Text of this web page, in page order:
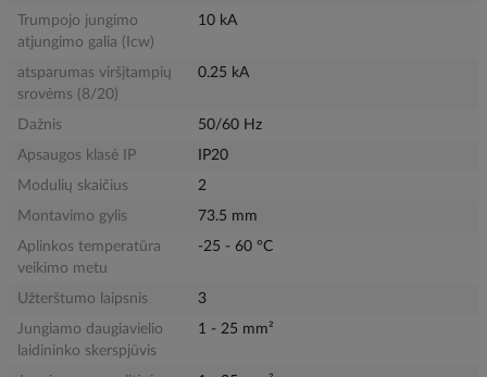
Trumpojo jungimo
atjungimo galia (Icw)
10 kA
atsparumas viršįtampių
srovėms (8/20)
0.25 kA
Dažnis
50/60 Hz
Apsaugos klasė IP
IP20
Modulių skaičius
2
Montavimo gylis
73.5 mm
Aplinkos temperatūra
veikimo metu
-25 - 60 °C
Užterštumo laipsnis
3
Jungiamo daugiavielio
laidininko skerspjūvis
1 - 25 mm²